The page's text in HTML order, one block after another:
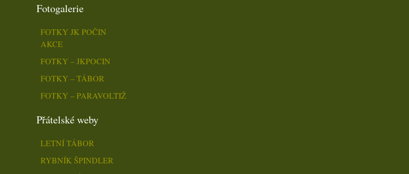
Fotogalerie
FOTKY JK POČIN
AKCE
FOTKY – JKPOCIN
FOTKY – TÁBOR
FOTKY – PARAVOLTIŽ
Přátelské weby
LETNÍ TÁBOR
RYBNÍK ŠPINDLER